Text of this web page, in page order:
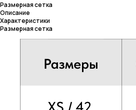
Размерная сетка
Описание
Характеристики
Размерная сетка